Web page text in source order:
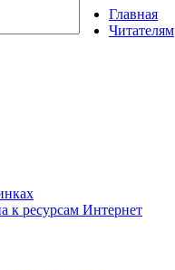
Главная
Читателям
к ресурсам Интернет